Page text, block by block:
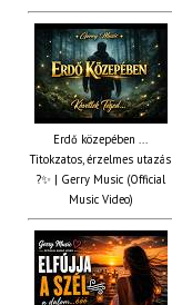
Erdő közepében ...
Titokzatos, érzelmes utazás
?✨ | Gerry Music (Official
Music Video)